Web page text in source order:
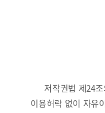
저작권법 제24
이용허락 없이 자유